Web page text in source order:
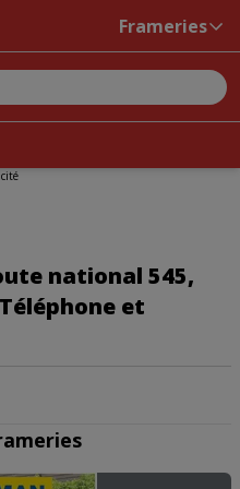
Frameries
national 545,
et